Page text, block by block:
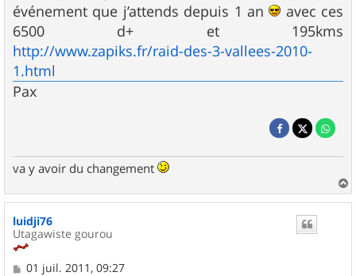
g
e
événement que j’attends depuis 1 an
avec ces
6500 d+ et 195kms
http://www.zapiks.fr/raid-des-3-vallees-2010-
1.html
Pax
va y avoir du changement
a
u
luidji76
Utagawiste gourou
M
01 juil. 2011, 09:27